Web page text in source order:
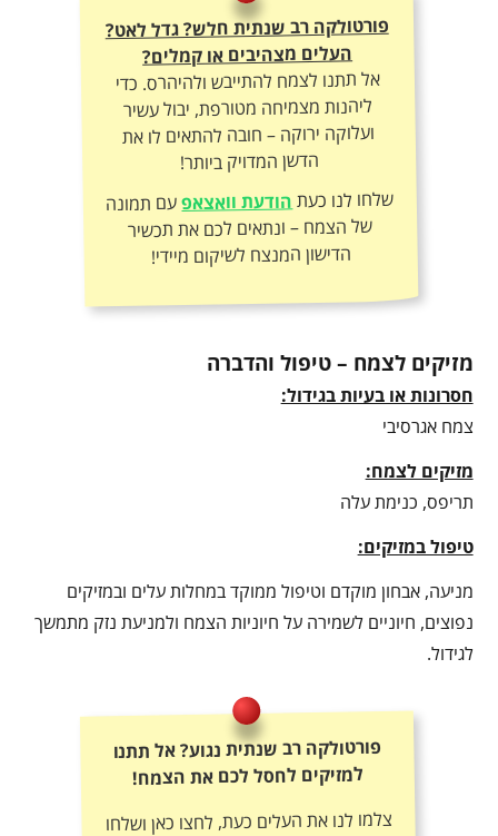
פורטולקה רב שנתית חלש? גדל לאט?
העלים מצהיבים או קמלים?
אל תתנו לצמח להתייבש ולהיהרס. כדי
ליהנות מצמיחה מטורפת, יבול עשיר
ועלוקה ירוקה – חובה להתאים לו את
הדשן המדויק ביותר!
שלחו לנו כעתהודעת וואצאפעם תמונה
של הצמח – ונתאים לכם את תכשיר
הדישון המנצח לשיקום מיידי!
מזיקים לצמח – טיפול והדברה
חסרונות או בעיות בגידול:
צמח אגרסיבי
מזיקים לצמח:
תריפס, כנימת עלה
טיפול במזיקים:
מניעה, אבחון מוקדם וטיפול ממוקד במחלות עלים ובמזיקים
נפוצים, חיוניים לשמירה על חיוניות הצמח ולמניעת נזק מתמשך
לגידול.
פורטולקה רב שנתית נגוע? אל תתנו
למזיקים לחסל לכם את הצמח!
צלמו לנו את העלים כעת, לחצו כאן ושלחו